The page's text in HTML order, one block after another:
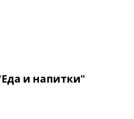
и напитки"